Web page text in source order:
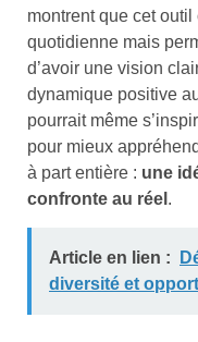
montrent que cet
quotidienne mais
d’avoir une vision
dynamique positive
pourrait même
pour mieux
à part entière : une
confronte au réel .
Article en lien :
diversité et